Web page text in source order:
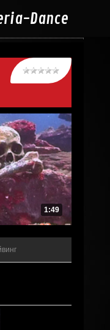
Dance
1:49